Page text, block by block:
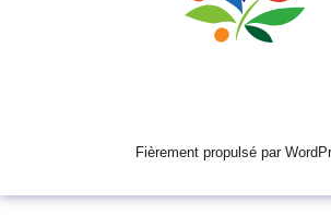
Fièrement propulsé par